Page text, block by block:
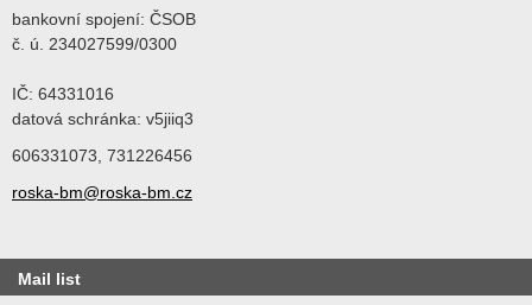
bankovní spojení: ČSOB
č. ú. 234027599/0300
IČ: 64331016
datová schránka: v5jiiq3
606331073, 731226456
roska-bm@roska-bm.cz
Mail list